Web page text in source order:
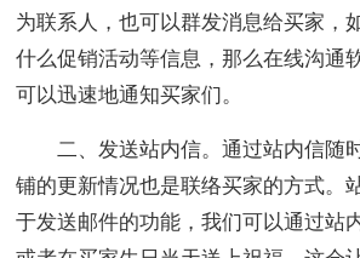
为联系人，也可以群发消息给买家，
什么促销活动等信息，那么在线沟通
可以迅速地通知买家们。
二、发送站内信。通过站内信随
铺的更新情况也是联络买家的方式。
于发送邮件的功能，我们可以通过站